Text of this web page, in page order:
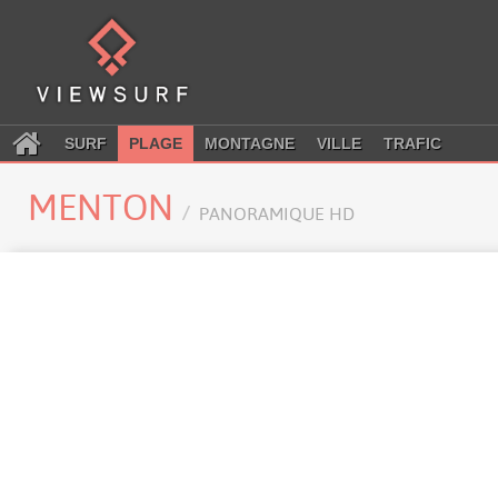
SURF PLAGE MONTAGNE VILLE TRAFIC
MENTON PANORAMIQUE HD